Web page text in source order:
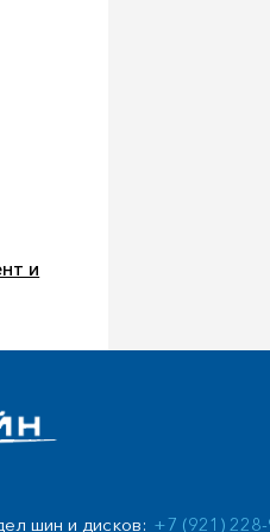
и
шин и дисков: +7 (921)